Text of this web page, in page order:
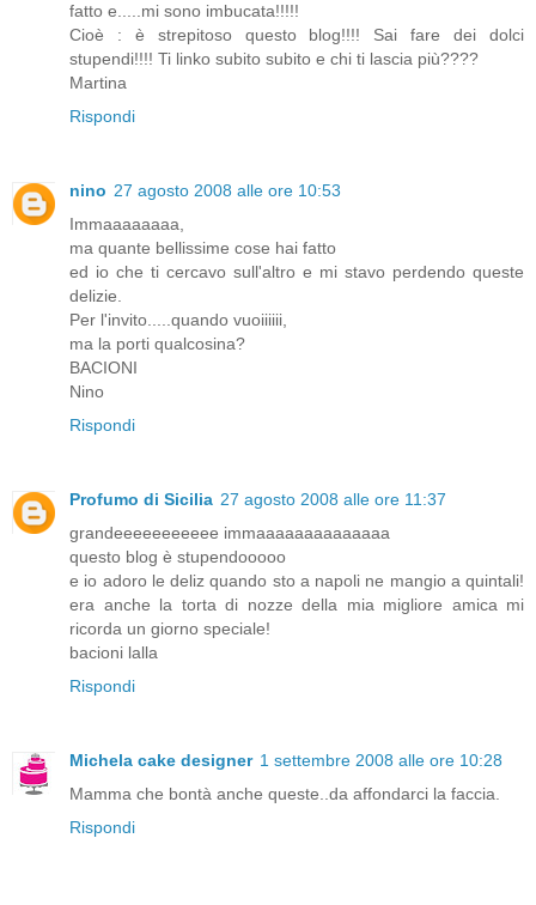
fatto e.....mi sono imbucata!!!!!
Cioè : è strepitoso questo blog!!!! Sai fare dei dolci
stupendi!!!! Ti linko subito subito e chi ti lascia più????
Martina
Rispondi
nino 27 agosto 2008 alle ore 10:53
Immaaaaaaaa,
ma quante bellissime cose hai fatto
ed io che ti cercavo sull'altro e mi stavo perdendo queste
delizie.
Per l'invito.....quando vuoiiiiii,
ma la porti qualcosina?
BACIONI
Nino
Rispondi
Profumo di Sicilia 27 agosto 2008 alle ore 11:37
grandeeeeeeeeeee immaaaaaaaaaaaaaa
questo blog è stupendooooo
e io adoro le deliz quando sto a napoli ne mangio a quintali!
era anche la torta di nozze della mia migliore amica mi
ricorda un giorno speciale!
bacioni lalla
Rispondi
Michela cake designer 1 settembre 2008 alle ore 10:28
Mamma che bontà anche queste..da affondarci la faccia.
Rispondi